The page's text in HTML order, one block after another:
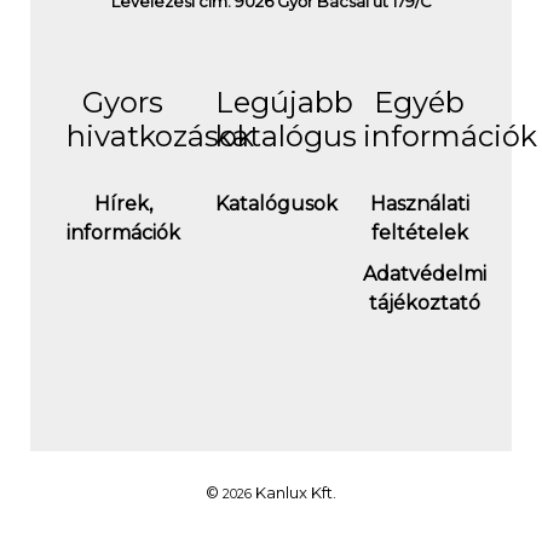
Gyors
hivatkozások
Hírek,
információk
Legújabb
katalógus
Katalógusok
Egyéb
információk
Használati
feltételek
Adatvédelmi
tájékoztató
© 2026 Kanlux Kft.